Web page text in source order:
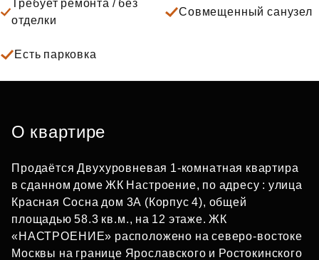
Требует ремонта / без
отделки
Совмещенный санузел
Есть парковка
О квартире
Продаётся Двухуровневая 1-комнатная квартира
в сданном доме ЖК Настроение, по адресу : улица
Красная Сосна дом 3А (Корпус 4), общей
площадью 58.3 кв.м., на 12 этаже. ЖК
«НАСТРОЕНИЕ» расположено на северо-востоке
Москвы на границе Ярославского и Ростокинского